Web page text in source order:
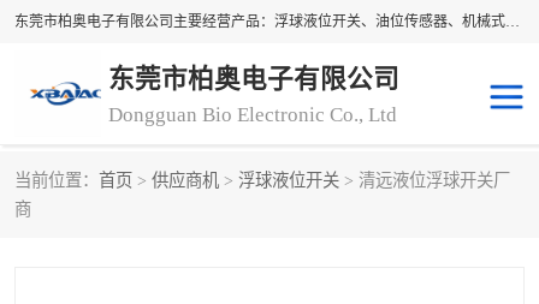
东莞市柏奥电子有限公司主要经营产品：浮球液位开关、油位传感器、机械式油表、浮球液位计、水位控制浮球阀、料位开关，水流开关、油水位控制配套仪表等。柏奥电子，您可信赖的合作伙伴
东莞市柏奥电子有限公司
Dongguan Bio Electronic Co., Ltd
当前位置： 首页 > 供应商机 > 浮球液位开关 > 清远液位浮球开关厂
商